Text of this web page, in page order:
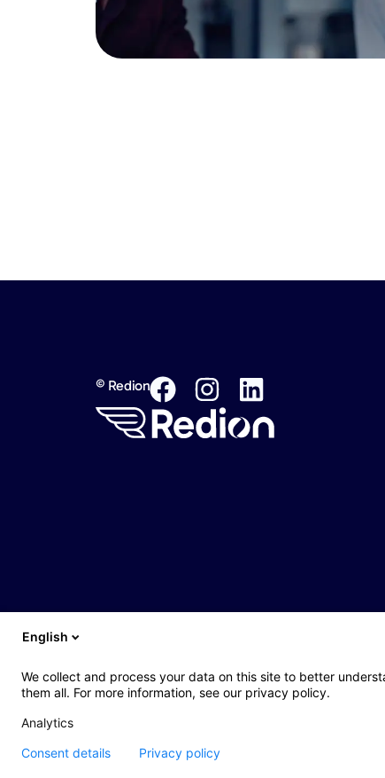
© Redion
Web : John BrightmanImpressum
English
We collect and process your data on this site to better
them all. For more information, see our privacy policy.
Analytics
Consent details Privacy policy